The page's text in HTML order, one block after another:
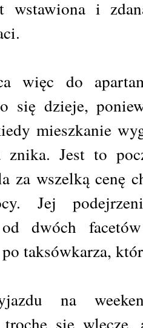
wstawiona i
więc do
się dzieje,
mieszkanie
znika. Jest to
za wszelką cenę
Jej
od dwóch
po taksówkarza,
na